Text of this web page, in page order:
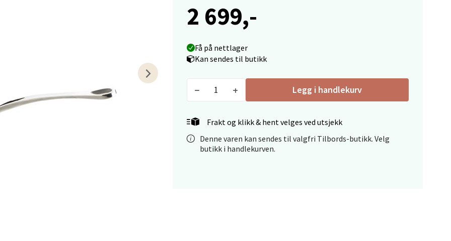
2 699,-
Få på nettlager
Kan sendes til butikk
Legg i handlekurv
Frakt og klikk & hent velges ved utsjekk
Denne varen kan sendes til valgfri Tilbords-butikk. Velg
butikk i handlekurven.
Linderud
vei 38, 0594 Oslo
10-19
Jæren - M44